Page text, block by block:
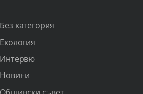
Без категория
Екология
Интервю
Новини